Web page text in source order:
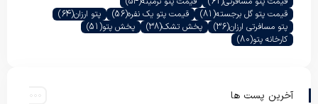
قیمت پتو گل برجسته(81) قیمت پتو یک نفره(56) پتو ارزان(64)
پتو مسافرتی ارزان(36) پخش تشک(38) پخش پتو(51)
کارخانه پتو(80)
آخرین پست ها